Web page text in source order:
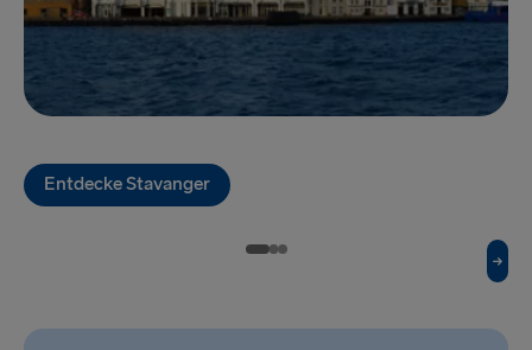
Ventspils → Nynäshamn
Liepāja → Travemünde
GROSSBRITANNIEN UND IRLAND
Hoek van Holland → Harwich
Entdecke Stavanger